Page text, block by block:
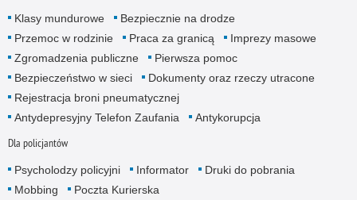
Klasy mundurowe
Bezpiecznie na drodze
Przemoc w rodzinie
Praca za granicą
Imprezy masowe
Zgromadzenia publiczne
Pierwsza pomoc
Bezpieczeństwo w sieci
Dokumenty oraz rzeczy utracone
Rejestracja broni pneumatycznej
Antydepresyjny Telefon Zaufania
Antykorupcja
Dla policjantów
Psycholodzy policyjni Informator
Druki do pobrania
Mobbing
Poczta Kurierska